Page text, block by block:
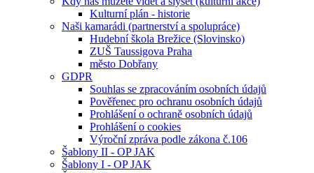
Kulturní plán - historie
Naši kamarádi (partnerství a spolupráce)
Hudební škola Brežice (Slovinsko)
ZUŠ Taussigova Praha
město Dobřany
GDPR
Souhlas se zpracováním osobních údajů
Pověřenec pro ochranu osobních údajů
Prohlášení o ochraně osobních údajů
Prohlášení o cookies
Výroční zpráva podle zákona č.106
Šablony II - OP JAK
Šablony I - OP JAK